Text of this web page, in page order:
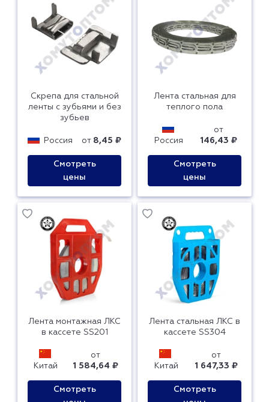
Скрепа для стальной
ленты с зубьями и без
зубьев
Россия от 8,45 ₽
Смотреть
цены
Лента стальная для
теплого пола
Россия
от
146,43 ₽
Смотреть
цены
Лента монтажная ЛКС
в кассете SS201
Китай
от
1 584,64 ₽
Смотреть
Лента стальная ЛКС в
кассете SS304
Китай
от
1 647,33 ₽
Смотреть